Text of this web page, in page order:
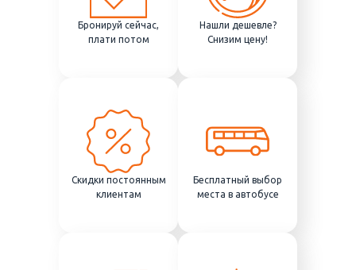
Бронируй сейчас,
плати потом
Нашли дешевле?
Снизим цену!
Скидки постоянным
клиентам
Бесплатный выбор
места в автобусе